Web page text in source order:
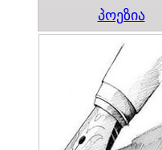
პოეზია